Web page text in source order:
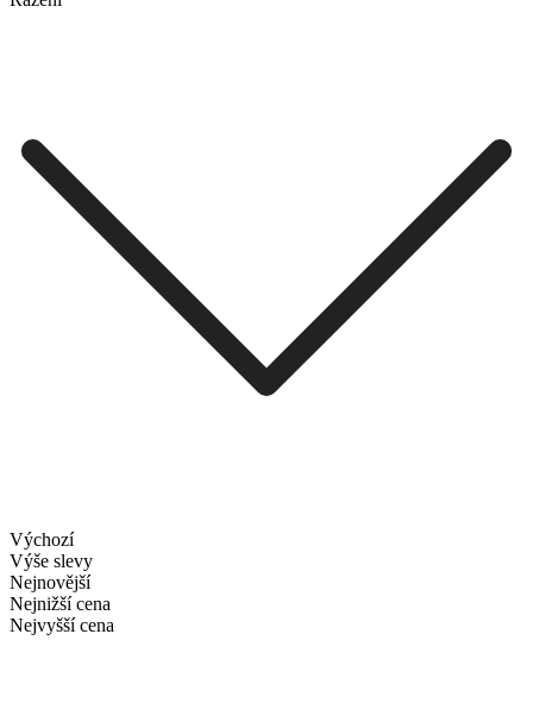
Výchozí
Výše slevy
Nejnovější
Nejnižší cena
Nejvyšší cena